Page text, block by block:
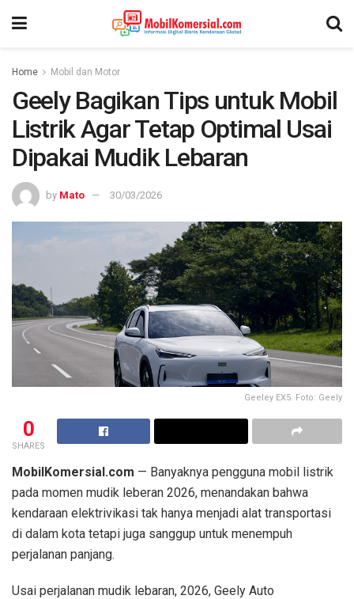
Home Mobil dan Motor
Geely Bagikan Tips untuk Mobil
Listrik Agar Tetap Optimal Usai
Dipakai Mudik Lebaran
by Mato 30/03/2026
Geeley EX5. Foto: Geely
0
SHARES
MobilKomersial.com — Banyaknya pengguna mobil listrik
pada momen mudik leberan 2026, menandakan bahwa
kendaraan elektrivikasi tak hanya menjadi alat transportasi
di dalam kota tetapi juga sanggup untuk menempuh
perjalanan panjang.
Usai perjalanan mudik lebaran, 2026, Geely Auto